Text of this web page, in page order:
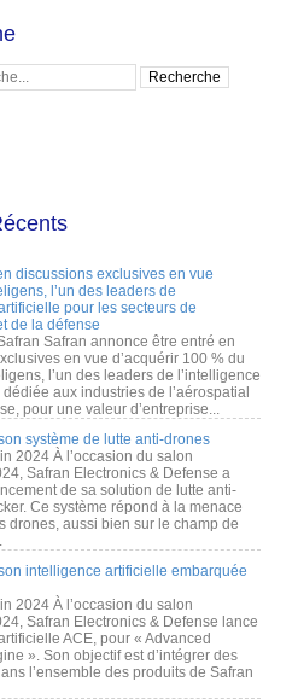
discussions exclusives en vue
l’un des leaders de
pour les secteurs de
de la défense
Safran annonce être entré en
en vue d’acquérir 100 % du
l’un des leaders de l’intelligence
aux industries de l’aérospatial
pour une valeur d’entreprise...
système de lutte anti-drones
2024 À l’occasion du salon
Safran Electronics & Defense a
de sa solution de lutte anti-
Ce système répond à la menace
drones, aussi bien sur le champ de
intelligence artificielle embarquée
2024 À l’occasion du salon
Safran Electronics & Defense lance
ACE, pour « Advanced
». Son objectif est d’intégrer des
l’ensemble des produits de Safran